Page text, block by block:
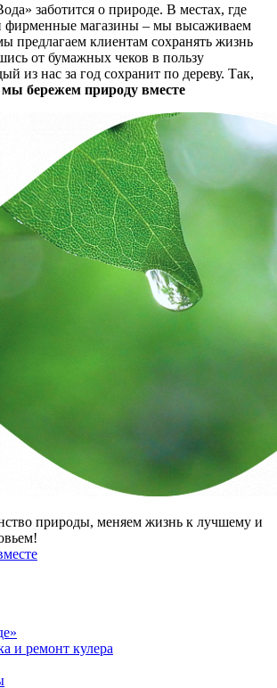
заботится о природе. В местах, где
фирменные магазины – мы высаживаем
предлагаем клиентам сохранять жизнь
от бумажных чеков в пользу
из нас за год сохранит по дереву. Так,
мы бережем природу вместе
природы, меняем жизнь к лучшему и
и ремонт кулера